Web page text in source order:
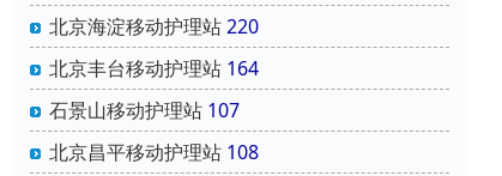
北京海淀移动护理站220
北京丰台移动护理站 164
石景山移动护理站 107
北京昌平移动护理站 108